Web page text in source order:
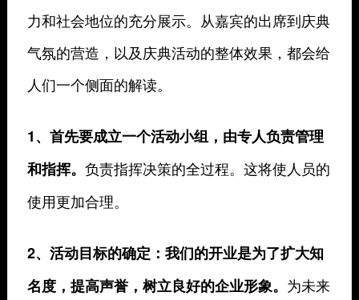
力和社会地位的充分展示。从嘉宾的出席到庆典
气氛的营造，以及庆典活动的整体效果，都会给
人们一个侧面的解读。
1、首先要成立一个活动小组，由专人负责管理
和指挥。 负责指挥决策的全过程。这将使人员的
使用更加合理。
2、活动目标的确定：我们的开业是为了扩大知
名度，提高声誉，树立良好的企业形象。 为未来